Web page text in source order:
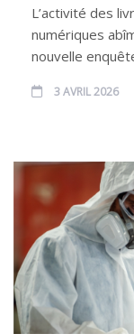
L’activité des
numériques
nouvelle
3 AVRIL 2026